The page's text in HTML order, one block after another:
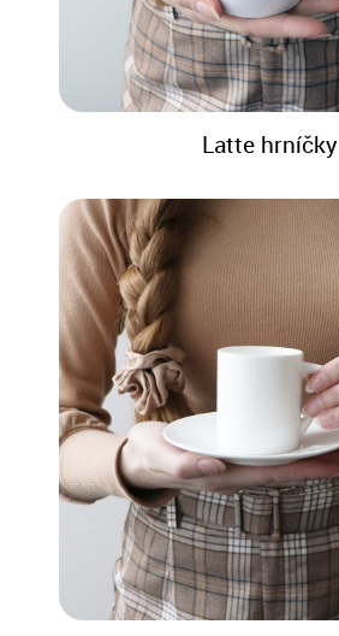
Latte hrníčky